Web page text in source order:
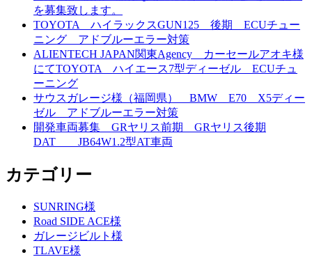
を募集致します。
TOYOTA ハイラックスGUN125 後期 ECUチュー
ニング アドブルーエラー対策
ALIENTECH JAPAN関東Agency カーセールアオキ様
にてTOYOTA ハイエース7型ディーゼル ECUチュ
ーニング
サウスガレージ様（福岡県） BMW E70 X5ディー
ゼル アドブルーエラー対策
開発車両募集 GRヤリス前期 GRヤリス後期
DAT JB64W1.2型AT車両
カテゴリー
SUNRING様
Road SIDE ACE様
ガレージビルト様
TLAVE様